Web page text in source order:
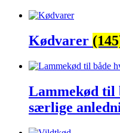
Kødvarer
Lammekød til
særlige